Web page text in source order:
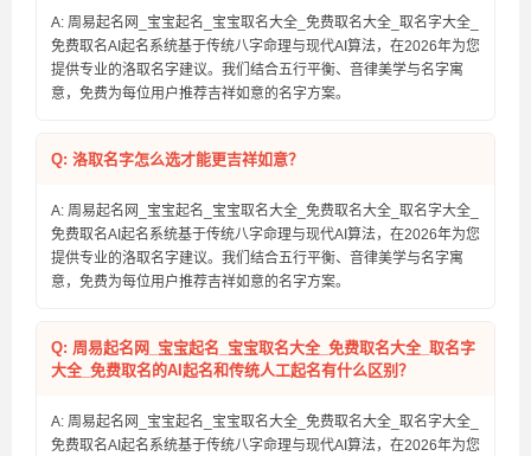
A: 周易起名网_宝宝起名_宝宝取名大全_免费取名大全_取名字大全_
免费取名AI起名系统基于传统八字命理与现代AI算法，在2026年为您
提供专业的洛取名字建议。我们结合五行平衡、音律美学与名字寓
意，免费为每位用户推荐吉祥如意的名字方案。
Q: 洛取名字怎么选才能更吉祥如意？
A: 周易起名网_宝宝起名_宝宝取名大全_免费取名大全_取名字大全_
免费取名AI起名系统基于传统八字命理与现代AI算法，在2026年为您
提供专业的洛取名字建议。我们结合五行平衡、音律美学与名字寓
意，免费为每位用户推荐吉祥如意的名字方案。
Q: 周易起名网_宝宝起名_宝宝取名大全_免费取名大全_取名字
大全_免费取名的AI起名和传统人工起名有什么区别？
A: 周易起名网_宝宝起名_宝宝取名大全_免费取名大全_取名字大全_
免费取名AI起名系统基于传统八字命理与现代AI算法，在2026年为您